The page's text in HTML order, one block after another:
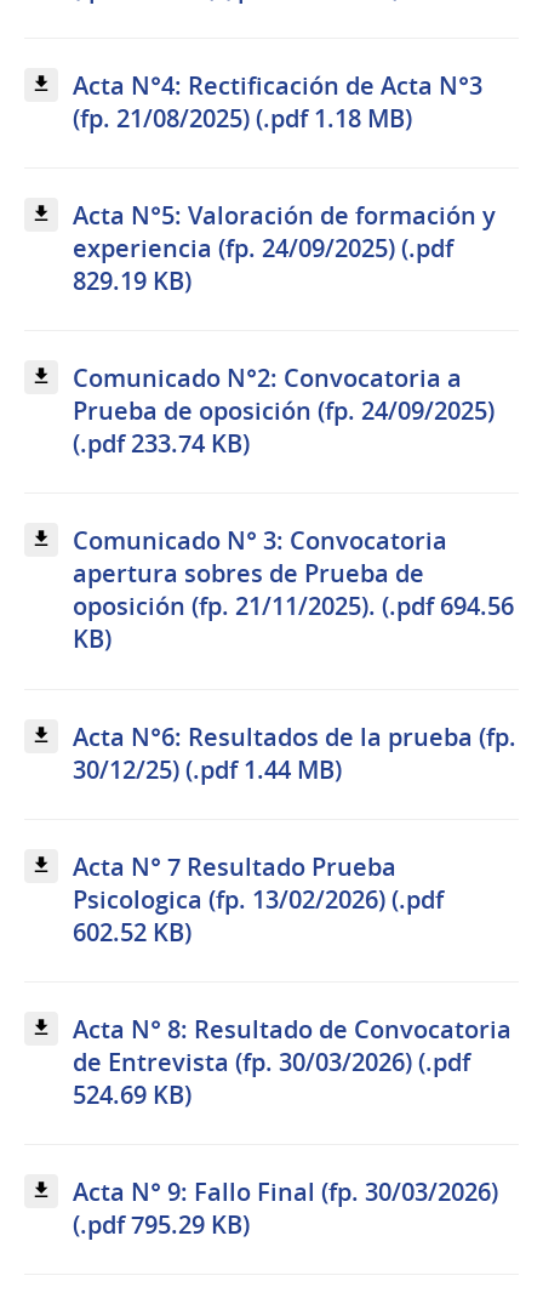
Acta N°4: Rectificación de Acta N°3
(fp. 21/08/2025) (.pdf 1.18 MB)
Acta N°5: Valoración de formación y
experiencia (fp. 24/09/2025) (.pdf
829.19 KB)
Comunicado N°2: Convocatoria a
Prueba de oposición (fp. 24/09/2025)
(.pdf 233.74 KB)
Comunicado N° 3: Convocatoria
apertura sobres de Prueba de
oposición (fp. 21/11/2025). (.pdf 694.56
KB)
Acta N°6: Resultados de la prueba (fp.
30/12/25) (.pdf 1.44 MB)
Acta N° 7 Resultado Prueba
Psicologica (fp. 13/02/2026) (.pdf
602.52 KB)
Acta N° 8: Resultado de Convocatoria
de Entrevista (fp. 30/03/2026) (.pdf
524.69 KB)
Acta N° 9: Fallo Final (fp. 30/03/2026)
(.pdf 795.29 KB)